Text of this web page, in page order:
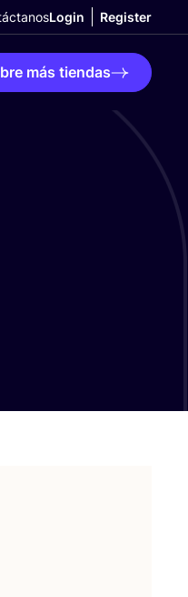
Login Register
más tiendas